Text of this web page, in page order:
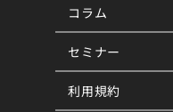
コラム
セミナー
利用規約